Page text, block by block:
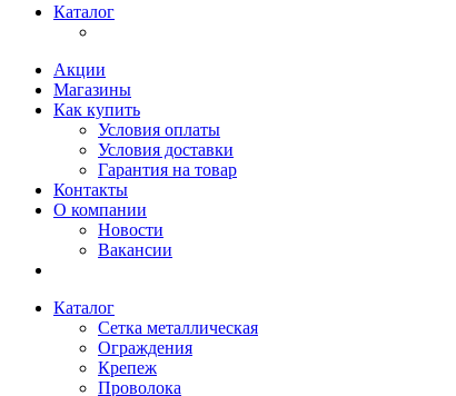
Каталог
Акции
Магазины
Как купить
Условия оплаты
Условия доставки
Гарантия на товар
Контакты
О компании
Новости
Вакансии
Каталог
Сетка металлическая
Ограждения
Крепеж
Проволока